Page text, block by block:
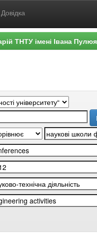
Довідка
ТНТУ імені Івана Пулюя